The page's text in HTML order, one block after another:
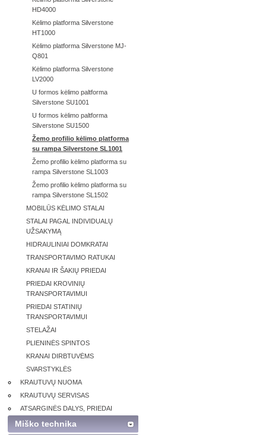
HD4000
Kėlimo platforma Silverstone
HT1000
Kėlimo platforma Silverstone MJ-
Q801
Kėlimo platforma Silverstone
LV2000
U formos kėlimo paltforma
Silverstone SU1001
U formos kėlimo paltforma
Silverstone SU1500
Žemo profilio kėlimo platforma
su rampa Silverstone SL1001
Žemo profilio kėlimo platforma su
rampa Silverstone SL1003
Žemo profilio kėlimo platforma su
rampa Silverstone SL1502
MOBILŪS KĖLIMO STALAI
STALAI PAGAL INDIVIDUALŲ
UŽSAKYMĄ
HIDRAULINIAI DOMKRATAI
TRANSPORTAVIMO RATUKAI
KRANAI IR ŠAKIŲ PRIEDAI
PRIEDAI KROVINIŲ
TRANSPORTAVIMUI
PRIEDAI STATINIŲ
TRANSPORTAVIMUI
STELAŽAI
PLIENINĖS SPINTOS
KRANAI DIRBTUVĖMS
SVARSTYKLĖS
KRAUTUVŲ NUOMA
KRAUTUVŲ SERVISAS
ATSARGINĖS DALYS, PRIEDAI
Miško technika